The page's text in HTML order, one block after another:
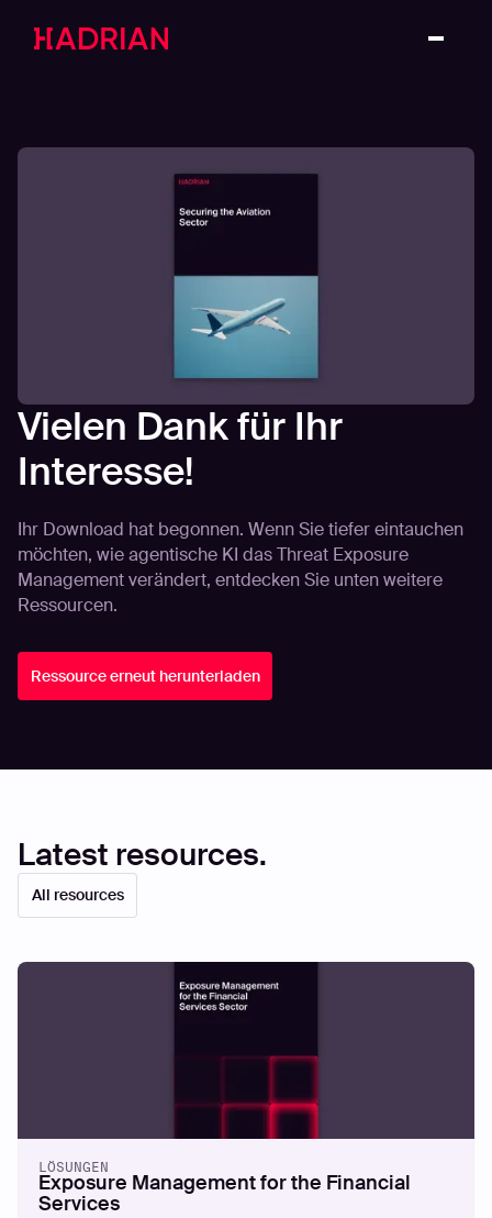
Vielen Dank für Ihr
Interesse!
Ihr Download hat begonnen. Wenn Sie tiefer eintauchen
möchten, wie agentische KI das Threat Exposure
Management verändert, entdecken Sie unten weitere
Ressourcen.
Ressource erneut herunterladen
Latest resources.
All resources
LÖSUNGEN
Exposure Management for the Financial
Services